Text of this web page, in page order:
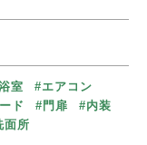
室
#エアコン
ド #門扉
#内装
面所